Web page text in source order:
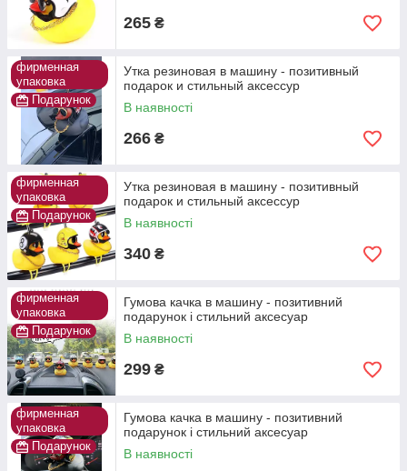
265 ₴
фирменная
упаковка
Подарунок
Утка резиновая в машину - позитивный
подарок и стильный аксессур
В наявності
266 ₴
фирменная
упаковка
Подарунок
Утка резиновая в машину - позитивный
подарок и стильный аксессур
В наявності
340 ₴
фирменная
упаковка
Подарунок
Гумова качка в машину - позитивний
подарунок і стильний аксесуар
В наявності
299 ₴
фирменная
упаковка
Подарунок
Гумова качка в машину - позитивний
подарунок і стильний аксесуар
В наявності